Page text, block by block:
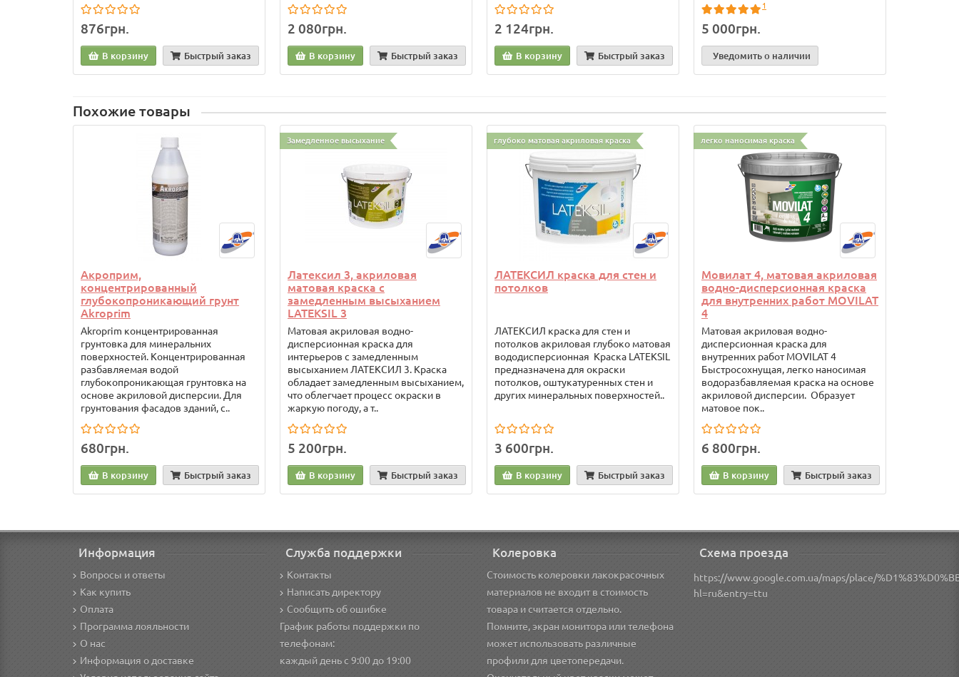
876грн.
В корзину Быстрый заказ
2 080грн.
В корзину Быстрый заказ
2 124грн.
В корзину Быстрый заказ
1
5 000грн.
Уведомить о наличии
Похожие товары
Акроприм,
концентрированный
глубокопроникающий грунт
Akroprim
Akroprim концентрированная
грунтовка для минеральних
поверхностей. Концентрированная
разбавляемая водой
глубокопроникающая грунтовка на
основе акриловой дисперсии. Для
грунтования фасадов зданий, с..
680грн.
В корзину Быстрый заказ
Замедленное высыхание
Латексил 3, акриловая
матовая краска с
замедленным высыханием
LATEKSIL 3
Матовая акриловая водно-
дисперсионная краска для
интерьеров с замедленным
высыханием ЛАТЕКСИЛ 3. Краска
обладает замедленным высыханием,
что облегчает процесс окраски в
жаркую погоду, а т..
5 200грн.
В корзину Быстрый заказ
глубоко матовая акриловая краска
ЛАТЕКСИЛ краска для стен и
потолков
ЛАТЕКСИЛ краска для стен и
потолков акриловая глубоко матовая
вододисперсионная Краска LATEKSIL
предназначена для окраски
потолков, оштукатуренных стен и
других минеральных поверхностей..
3 600грн.
В корзину Быстрый заказ
легко наносимая краска
Мовилат 4, матовая акриловая
водно-дисперсионная краска
для внутренних работ MOVILAT
4
Матовая акриловая водно-
дисперсионная краска для
внутренних работ MOVILAT 4
Быстросохнущая, легко наносимая
водоразбавляемая краска на основе
акриловой дисперсии. Образует
матовое пок..
6 800грн.
В корзину Быстрый заказ
Информация
Вопросы и ответы
Как купить
Оплата
Программа лояльности
О нас
Информация о доставке
Служба поддержки
Контакты
Написать директору
Сообщить об ошибке
График работы поддержки по
телефонам:
каждый день с 9:00 до 19:00
Колеровка
Стоимость колеровки лакокрасочных
материалов не входит в стоимость
товара и считается отдельно.
Помните, экран монитора или телефона
может использовать различные
профили для цветопередачи.
Схема проезда
https://www.google.com.ua/maps/place/
hl=ru&entry=ttu